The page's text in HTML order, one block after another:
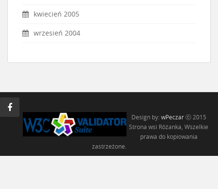
kwiecień 2005
wrzesień 2004
Design by: wPeczar ⓒ 2015
Strona wsi Różanka, Wszelkie
prawa do kopiowania
zastrzeżone.